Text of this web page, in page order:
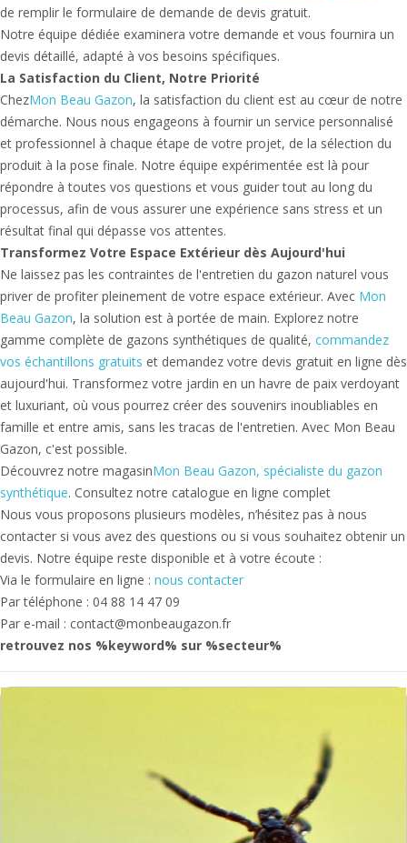
de remplir le formulaire de demande de devis gratuit.
Notre équipe dédiée examinera votre demande et vous fournira un
devis détaillé, adapté à vos besoins spécifiques.
La Satisfaction du Client, Notre Priorité
ChezMon Beau Gazon, la satisfaction du client est au cœur de notre
démarche. Nous nous engageons à fournir un service personnalisé
et professionnel à chaque étape de votre projet, de la sélection du
produit à la pose finale. Notre équipe expérimentée est là pour
répondre à toutes vos questions et vous guider tout au long du
processus, afin de vous assurer une expérience sans stress et un
résultat final qui dépasse vos attentes.
Transformez Votre Espace Extérieur dès Aujourd'hui
Ne laissez pas les contraintes de l'entretien du gazon naturel vous
priver de profiter pleinement de votre espace extérieur. Avec Mon
Beau Gazon, la solution est à portée de main. Explorez notre
gamme complète de gazons synthétiques de qualité, commandez
vos échantillons gratuits et demandez votre devis gratuit en ligne dès
aujourd'hui. Transformez votre jardin en un havre de paix verdoyant
et luxuriant, où vous pourrez créer des souvenirs inoubliables en
famille et entre amis, sans les tracas de l'entretien. Avec Mon Beau
Gazon, c'est possible.
Découvrez notre magasinMon Beau Gazon, spécialiste du gazon
synthétique. Consultez notre catalogue en ligne complet
Nous vous proposons plusieurs modèles, n’hésitez pas à nous
contacter si vous avez des questions ou si vous souhaitez obtenir un
devis. Notre équipe reste disponible et à votre écoute :
Via le formulaire en ligne : nous contacter
Par téléphone : 04 88 14 47 09
Par e-mail : contact@monbeaugazon.fr
retrouvez nos %keyword% sur %secteur%